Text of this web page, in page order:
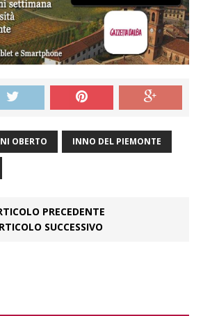
OBERTO INNO DEL PIEMONTE
PRECEDENTE
SUCCESSIVO